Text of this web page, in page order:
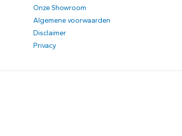
Onze Showroom
Algemene voorwaarden
Disclaimer
Privacy